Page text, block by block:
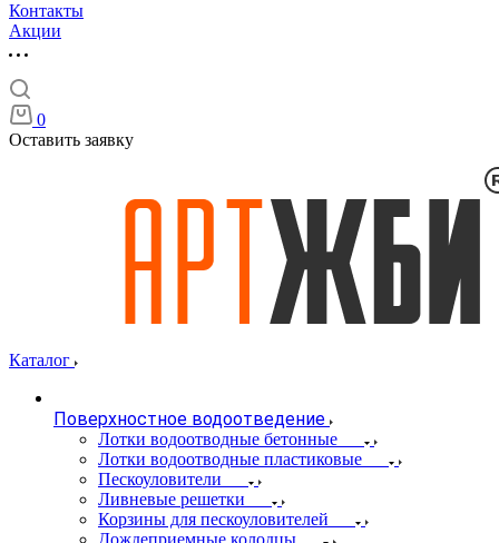
Контакты
Акции
0
Оставить заявку
Каталог
Поверхностное водоотведение
Лотки водоотводные бетонные
Лотки водоотводные пластиковые
Пескоуловители
Ливневые решетки
Корзины для пескоуловителей
Дождеприемные колодцы